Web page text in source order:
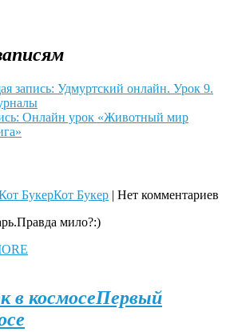
запись: Удмуртский онлайн. Урок 9.
Онлайн урок «Животный мир
БукерКот Букер | Нет комментариев
мило?:)
в космосеПервый